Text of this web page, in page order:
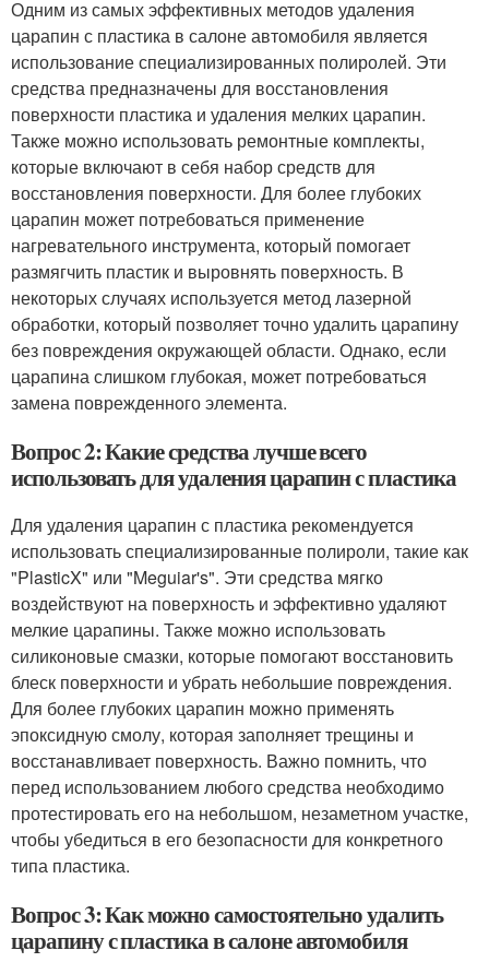
Одним из самых эффективных методов удаления
царапин с пластика в салоне автомобиля является
использование специализированных полиролей. Эти
средства предназначены для восстановления
поверхности пластика и удаления мелких царапин.
Также можно использовать ремонтные комплекты,
которые включают в себя набор средств для
восстановления поверхности. Для более глубоких
царапин может потребоваться применение
нагревательного инструмента, который помогает
размягчить пластик и выровнять поверхность. В
некоторых случаях используется метод лазерной
обработки, который позволяет точно удалить царапину
без повреждения окружающей области. Однако, если
царапина слишком глубокая, может потребоваться
замена поврежденного элемента.
Вопрос 2: Какие средства лучше всего
использовать для удаления царапин с пластика
Для удаления царапин с пластика рекомендуется
использовать специализированные полироли, такие как
"PlasticX" или "Meguiar's". Эти средства мягко
воздействуют на поверхность и эффективно удаляют
мелкие царапины. Также можно использовать
силиконовые смазки, которые помогают восстановить
блеск поверхности и убрать небольшие повреждения.
Для более глубоких царапин можно применять
эпоксидную смолу, которая заполняет трещины и
восстанавливает поверхность. Важно помнить, что
перед использованием любого средства необходимо
протестировать его на небольшом, незаметном участке,
чтобы убедиться в его безопасности для конкретного
типа пластика.
Вопрос 3: Как можно самостоятельно удалить
царапину с пластика в салоне автомобиля